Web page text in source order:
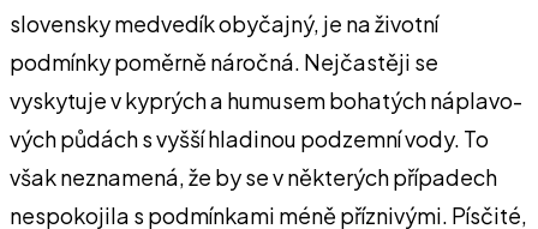
slovensky medvedík obyčajný, je na životní
podmínky poměrně náročná. Nejčastěji se
vyskytuje v kyprých a humusem bohatých náplavo-
vých půdách s vyšší hladinou podzemní vody. To
však neznamená, že by se v některých případech
nespokojila s podmínkami méně příznivými. Písčité,